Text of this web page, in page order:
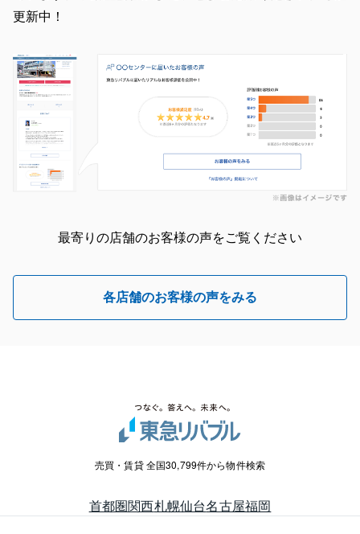
更新中！
最寄りの店舗のお客様の声をご覧ください
各店舗のお客様の声をみる
売買・賃貸 全国30,799件から物件検索
首都圏関西札幌仙台名古屋福岡